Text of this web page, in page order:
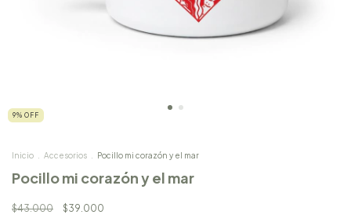
9% OFF
Inicio Accesorios Pocillo mi corazón y el mar
Pocillo mi corazón y el mar
$43.000 $39.000